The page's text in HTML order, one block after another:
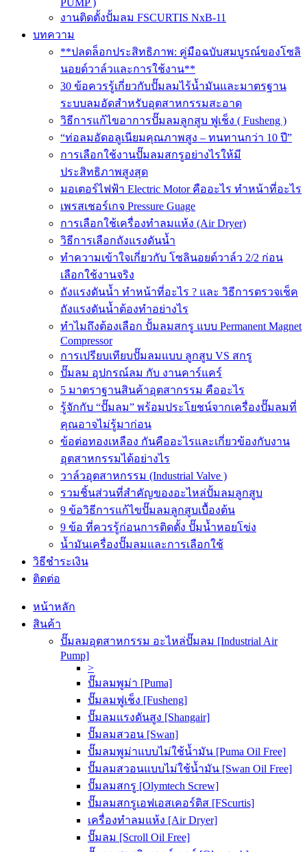
PUMP )
งานติดตั้งปั้มลม FSCURTIS NxB-11
บทความ
**ปลดล็อกประสิทธิภาพ: คู่มือฉบับสมบูรณ์ของโซลิ
นอยด์วาล์วและการใช้งาน**
30 ข้อควรรู้เกี่ยวกับปั๊มลมไร้น้ำมันและมาตรฐาน
ระบบลมอัดสำหรับอุตสาหกรรมสะอาด
วิธีการแก้ไขอาการปั๊มลมลูกสูบ ฟูเช็ง ( Fusheng )
“ท่อลมอัดอลูเนียมคุณภาพสูง – ทนทานกว่า 10 ปี”
การเลือกใช้งานปั๊มลมสกรูอย่างไรให้มี
ประสิทธิภาพสูงสุด
มอเตอร์ไฟฟ้า Electric Motor คืออะไร ทำหน้าที่อะไร
เพรสเชอร์เกจ Pressure Guage
การเลือกใช้เครื่องทำลมแห้ง (Air Dryer)
วิธีการเลือกถังแรงดันน้ำ
ทำความเข้าใจเกี่ยวกับ โซลินอยด์วาล์ว 2/2 ก่อน
เลือกใช้งานจริง
ถังแรงดันน้ำ ทำหน้าที่อะไร ? และ วิธีการตรวจเช็ค
ถังแรงดันน้ำต้องทำอย่างไร
ทำไมถึงต้องเลือก ปั้มลมสกรู แบบ Permanent Magnet
Compressor
การเปรียบเทียบปั๊มลมแบบ ลูกสูบ VS สกรู
ปั๊มลม อุปกรณ์ลม กับ งานคาร์แคร์
5 มาตราฐานสินค้าอุตสากรรม คืออะไร
รู้จักกับ “ปั๊มลม” พร้อมประโยชน์จากเครื่องปั๊มลมที่
คุณอาจไม่รู้มาก่อน
ข้อต่อทองเหลือง กันคืออะไรและเกี่ยวข้องกับงาน
อุตสาหกรรมได้อย่างไร
วาล์วอุตสาหกรรม (Industrial Valve )
รวมชิ้นส่วนที่สำคัญของอะไหล่ปั้มลมลูกสูบ
9 ข้อวิธีการแก้ไขปั๊มลมลูกสูบเบื้องต้น
9 ข้อ ที่ควรรู้ก่อนการติดตั้ง ปั๊มน้ำหอยโข่ง
น้ำมันเครื่องปั๊มลมและการเลือกใช้
วิธีชำระเงิน
ติดต่อ
หน้าหลัก
สินค้า
ปั๊มลมอุตสาหกรรม อะไหล่ปั๊มลม [Industrial Air
Pump]
>
ปั๊มลมพูม่า [Puma]
ปั๊มลมฟูเช็ง [Fusheng]
ปั๊มลมแรงดันสูง [Shangair]
ปั๊มลมสวอน [Swan]
ปั๊มลมพูม่าแบบไม่ใช้น้ำมัน [Puma Oil Free]
ปั๊มลมสวอนแบบไม่ใช้น้ำมัน [Swan Oil Free]
ปั๊มลมสกรู [Olymtech Screw]
ปั๊มลมสกรูเอฟเอสเคอร์ติส [FScurtis]
เครื่องทำลมแห้ง [Air Dryer]
ปั๊มลม [Scroll Oil Free]